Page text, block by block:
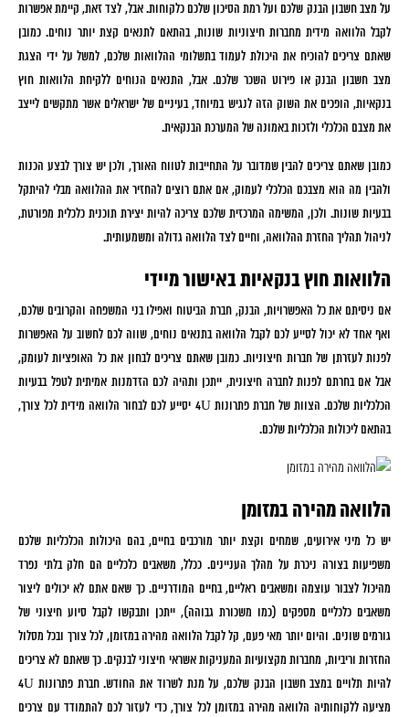
על מצב חשבון הבנק שלכם ועל רמת הסיכון שלכם כלקוחות. אבל, לצד זאת, קיימת אפשרות
לקבל הלוואה מידית מחברות חיצוניות שונות, בהתאם לתנאים קצת יותר נוחים. כמובן
שאתם צריכים להוכיח את היכולת לעמוד בתשלומי ההלוואות שלכם, למשל על ידי הצגת
מצב חשבון הבנק או פירוט השכר שלכם. אבל, התנאים הנוחים ללקיחת הלוואות חוץ
בנקאיות, הופכים את השוק הזה לנגיש במיוחד, בעיניים של ישראלים אשר מתקשים לייצב
את מצבם הכלכלי ולזכות באמונה של המערכת הבנקאית.
כמובן שאתם צריכים להבין שמדובר על התחייבות לטווח האורך, ולכן יש צורך לבצע הכנות
ולהבין מה הוא מצבכם הכלכלי לעמוק, אם אתם רוצים להחזיר את ההלוואה מבלי להיתקל
בבעיות שונות. ולכן, המשימה המרכזית שלכם צריכה להיות יצירת תוכנית כלכלית מפורטת,
לניהול תהליך החזרת ההלוואה, וחיים לצד הלוואה גדולה ומשמעותית.
הלוואות חוץ בנקאיות באישור מיידי
אם ניסיתם את כל האפשרויות, הבנק, חברת הביטוח ואפילו בני המשפחה והקרובים שלכם,
ואף אחד לא יכול לסייע לכם לקבל הלוואה בתנאים נוחים, שווה לכם לחשוב על האפשרות
לפנות לעזרתן של חברות חיצוניות. כמובן שאתם צריכים לבחון את כל האופציות לעומק,
אבל אם בחרתם לפנות לחברה חיצונית, ייתכן ותהיה לכם הזדמנות אמיתית לטפל בבעיות
הכלכליות שלכם. הצוות של חברת פתרונות 4U יסייע לכם לבחור הלוואה מידית לכל צורך,
בהתאם ליכולות הכלכליות שלכם.
הלוואה מהירה במזומן
יש כל מיני אירועים, שמחים וקצת יותר מורכבים בחיים, בהם היכולות הכלכליות שלכם
משפיעות בצורה ניכרת על מהלך העניינים. ככלל, משאבים כלכליים הם חלק בלתי נפרד
מהיכול לצבור עוצמה ומשאבים ראליים, בחיים המודרניים. כך שאם אתם לא יכולים ליצור
משאבים כלכליים מספקים (כמו משכורת גבוהה), ייתכן ותבקשו לקבל סיוע חיצוני של
גורמים שונים. והיום יותר מאי פעם, קל לקבל הלוואה מהירה במזומן, לכל צורך ובכל מסלול
החזרות וריביות, מחברות מקצועיות המעניקות אשראי חיצוני לבנקים. כך שאתם לא צריכים
להיות תלויים במצב חשבון הבנק שלכם, על מנת לשרוד את החודש. חברת פתרונות 4U
מציעה ללקוחותיה הלוואה מהירה במזומן לכל צורך, כדי לעזור לכם להתמודד עם צרכים